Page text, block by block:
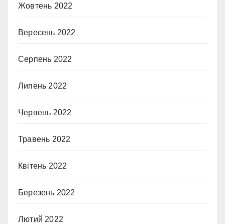
Жовтень 2022
Вересень 2022
Серпень 2022
Липень 2022
Червень 2022
Травень 2022
Квітень 2022
Березень 2022
Лютий 2022